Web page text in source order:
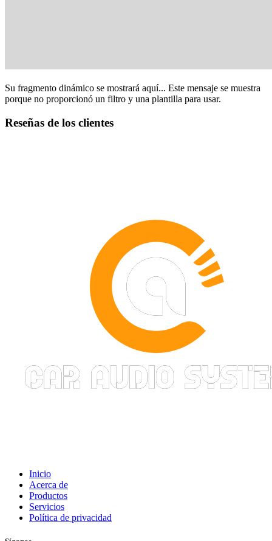
Su fragmento dinámico se mostrará aquí... Este mensaje se muestra
porque no proporcionó un filtro y una plantilla para usar.
Reseñas de los clientes
Inicio
Acerca de
Productos
Servicios
Política de privacidad